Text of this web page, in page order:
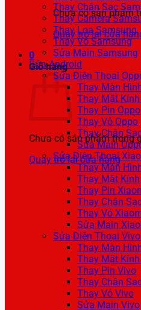
Chưa có sản phẩm
Quay trở lại cửa
0
Giỏ hàng
Chưa có sản phẩm trong
Quay trở lại cửa hàng
Thay Chân Sạc
Thay Camera
Thay Loa Samsung
Thay Vỏ Samsung
Sửa Main Samsung
Sửa Android
Sửa Điện Thoại
Thay Màn
Thay Mặt
Thay Pin Oppo
Thay Vỏ Oppo
Thay Chân
Sửa Main
Sửa Điện Thoại
Thay Màn
Thay Mặt
Thay Pin
Thay Chân
Thay Vỏ
Sửa Main
Sửa Điện Thoại Vivo
Thay Màn
Thay Mặt
Thay Pin Vivo
Thay Chân
Thay Vỏ Vivo
Sửa Main Vivo